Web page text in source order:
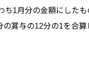
1月分の金額にしたも
賞与の12分の1を合算